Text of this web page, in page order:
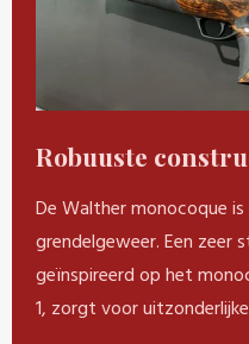
Robuuste
De Walther monocoque
grendelgeweer. Een zeer
geïnspireerd op het
1, zorgt voor